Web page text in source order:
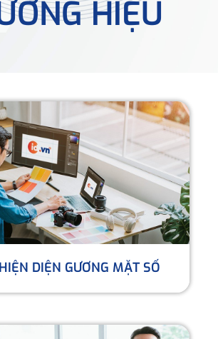
HIỆU
HIỆN DIỆN GƯƠNG MẶT SỐ